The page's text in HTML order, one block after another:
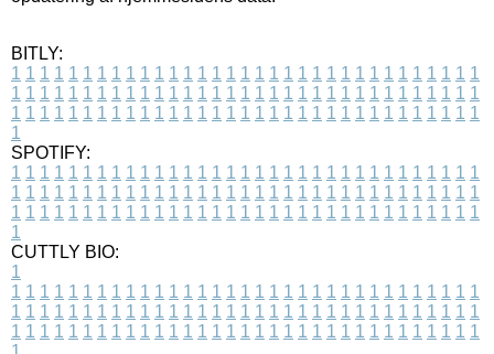
BITLY:
1 1 1 1 1 1 1 1 1 1 1 1 1 1 1 1 1 1 1 1 1 1 1 1 1 1 1 1 1 1 1 1 1
1 1 1 1 1 1 1 1 1 1 1 1 1 1 1 1 1 1 1 1 1 1 1 1 1 1 1 1 1 1 1 1 1
1 1 1 1 1 1 1 1 1 1 1 1 1 1 1 1 1 1 1 1 1 1 1 1 1 1 1 1 1 1 1 1 1
1
SPOTIFY:
1 1 1 1 1 1 1 1 1 1 1 1 1 1 1 1 1 1 1 1 1 1 1 1 1 1 1 1 1 1 1 1 1
1 1 1 1 1 1 1 1 1 1 1 1 1 1 1 1 1 1 1 1 1 1 1 1 1 1 1 1 1 1 1 1 1
1 1 1 1 1 1 1 1 1 1 1 1 1 1 1 1 1 1 1 1 1 1 1 1 1 1 1 1 1 1 1 1 1
1
CUTTLY BIO:
1
1 1 1 1 1 1 1 1 1 1 1 1 1 1 1 1 1 1 1 1 1 1 1 1 1 1 1 1 1 1 1 1 1
1 1 1 1 1 1 1 1 1 1 1 1 1 1 1 1 1 1 1 1 1 1 1 1 1 1 1 1 1 1 1 1 1
1 1 1 1 1 1 1 1 1 1 1 1 1 1 1 1 1 1 1 1 1 1 1 1 1 1 1 1 1 1 1 1 1